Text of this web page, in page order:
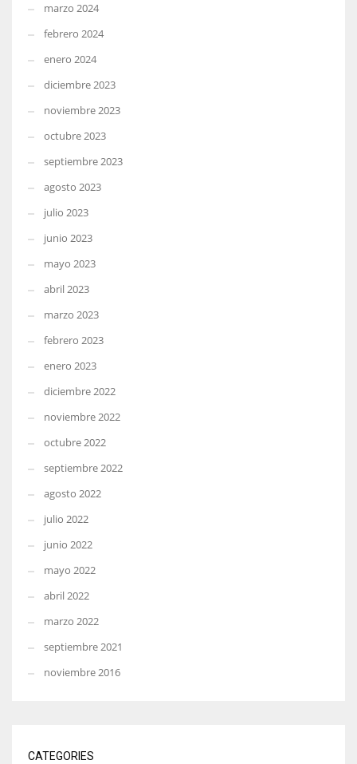
marzo 2024
febrero 2024
enero 2024
diciembre 2023
noviembre 2023
octubre 2023
septiembre 2023
agosto 2023
julio 2023
junio 2023
mayo 2023
abril 2023
marzo 2023
febrero 2023
enero 2023
diciembre 2022
noviembre 2022
octubre 2022
septiembre 2022
agosto 2022
julio 2022
junio 2022
mayo 2022
abril 2022
marzo 2022
septiembre 2021
noviembre 2016
CATEGORIES